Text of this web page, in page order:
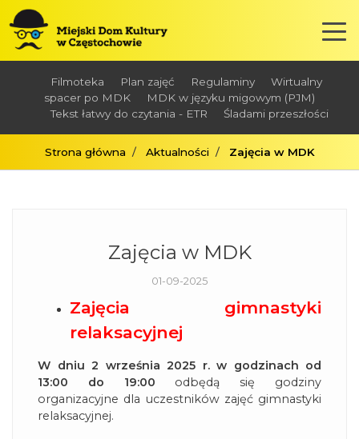
Filmoteka Plan zajęć Regulaminy
Wirtualny
spacer po MDK
MDK w języku migowym (PJM)
Tekst łatwy do czytania - ETR
Śladami przeszłości
Strona główna Aktualności Zajęcia w MDK
Zajęcia w MDK
01-09-2025
Zajęcia gimnastyki
relaksacyjnej
W dniu 2 września 2025 r. w godzinach od
13:00 do 19:00 odbędą się godziny
organizacyjne dla uczestników zajęć gimnastyki
relaksacyjnej.